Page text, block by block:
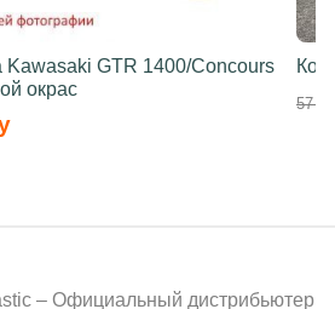
Kawasaki GTR 1400/Concours
окрас
57
– Официальный дистрибьютер